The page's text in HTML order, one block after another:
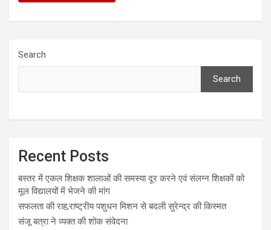
Search
Search
Recent Posts
बस्तर में एकल शिक्षक शालाओं की समस्या दूर करने एवं संलग्न शिक्षकों को
मूल विद्यालयों में भेजने की मांग
सफलता की राह,राष्ट्रीय पशुधन मिशन से बदली सुरेन्द्र की किस्मत
संजू बत्रा ने व्यक्त की शोक संवेदना